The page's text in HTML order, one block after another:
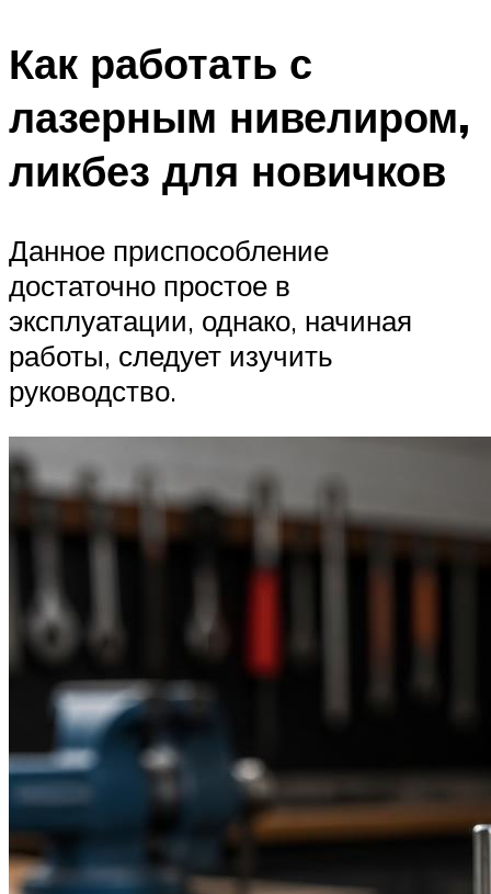
Как работать с
лазерным нивелиром,
ликбез для новичков
Данное приспособление
достаточно простое в
эксплуатации, однако, начиная
работы, следует изучить
руководство.